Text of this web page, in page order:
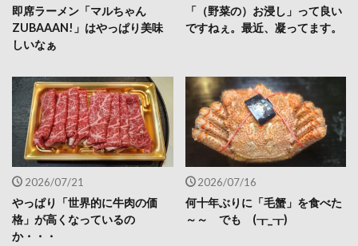
即席ラーメン「マルちゃん
ZUBAAAN!」はやっぱり美味
しいなぁ
「（野菜の）お浸し」って良い
ですねぇ。最近、凝ってます。
2026/07/21
やっぱり「世界的に牛肉の価
格」が高くなっているの
か・・・
2026/07/16
何十年ぶりに「毛蟹」を食べた
～～ でも (┰_┰)